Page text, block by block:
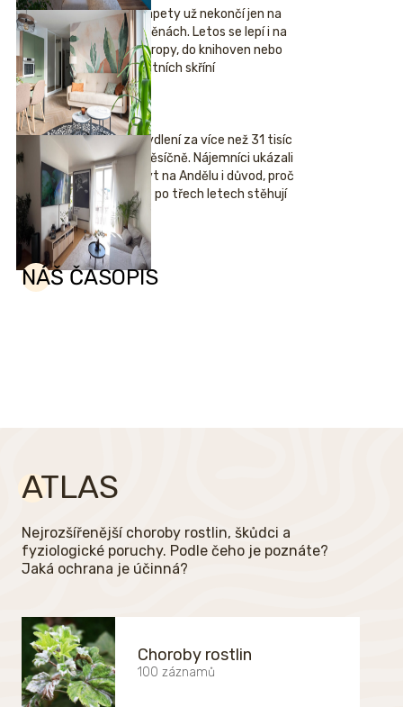
Tapety už nekončí jen na
stěnách. Letos se lepí i na
stropy, do knihoven nebo
šatních skříní
Bydlení za více než 31 tisíc
měsíčně. Nájemníci ukázali
byt na Andělu i důvod, proč
se po třech letech stěhují
NÁŠ ČASOPIS
ATLAS
Nejrozšířenější choroby rostlin, škůdci a
fyziologické poruchy. Podle čeho je poznáte?
Jaká ochrana je účinná?
Choroby rostlin
100 záznamů